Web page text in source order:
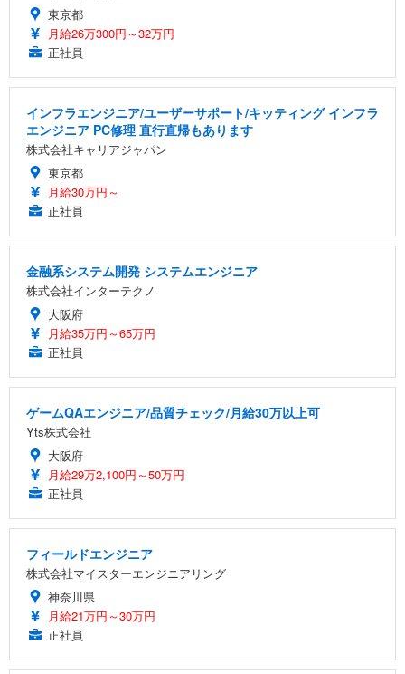
東京都
月給26万300円～32万円
正社員
インフラエンジニア/ユーザーサポート/キッティング インフラ
エンジニア PC修理 直行直帰もあります
株式会社キャリアジャパン
東京都
月給30万円～
正社員
金融系システム開発 システムエンジニア
株式会社インターテクノ
大阪府
月給35万円～65万円
正社員
ゲームQAエンジニア/品質チェック/月給30万以上可
Yts株式会社
大阪府
月給29万2,100円～50万円
正社員
フィールドエンジニア
株式会社マイスターエンジニアリング
神奈川県
月給21万円～30万円
正社員